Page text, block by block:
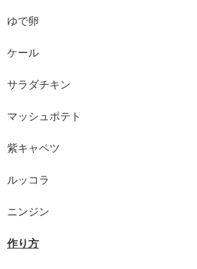
ゆで卵
ケール
サラダチキン
マッシュポテト
紫キャペツ
ルッコラ
ニンジン
作り方